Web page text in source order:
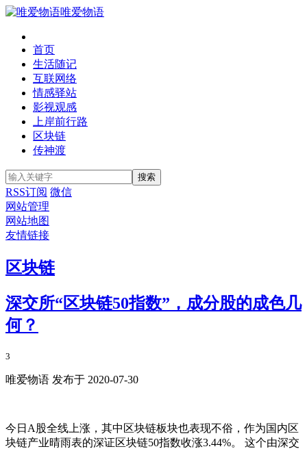
唯爱物语
首页
生活随记
互联网络
情感驿站
影视观感
上岸前行路
区块链
传神渡
RSS订阅 微信
网站管理
网站地图
友情链接
区块链
深交所“区块链50指数”，成分股的成色几
何？
3
唯爱物语 发布于 2020-07-30
今日A股全线上涨，其中区块链板块也表现不俗，作为国内区
块链产业晴雨表的深证区块链50指数收涨3.44%。 这个由深交